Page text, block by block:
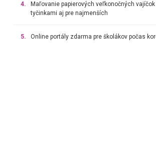
4.
Maľovanie papierových veľkonočných
tyčinkami aj pre najmenších
5. Online portály zdarma pre školákov počas